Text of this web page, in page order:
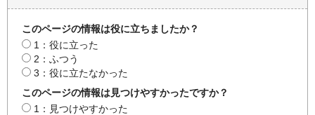
このページの情報は役に立ちましたか？
1：役に立った
2：ふつう
3：役に立たなかった
このページの情報は見つけやすかったですか？
1：見つけやすかった